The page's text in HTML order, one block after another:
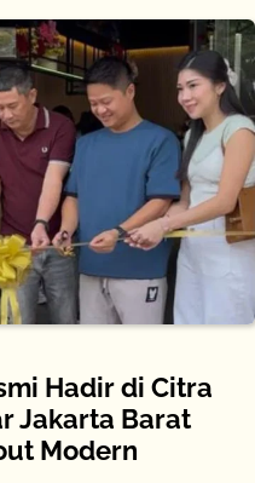
Hadir di Citra
Jakarta Barat
Modern